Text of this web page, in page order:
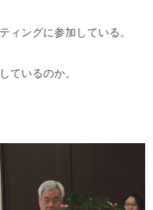
ィングに参加している。
ているのか。